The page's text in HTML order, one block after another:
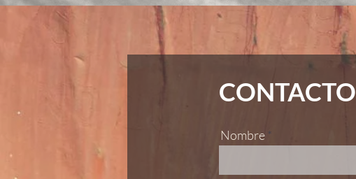
CONTACTO
Nombre